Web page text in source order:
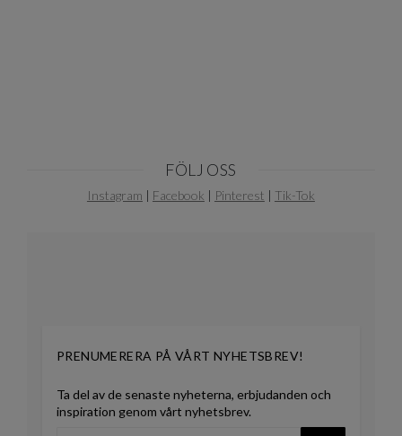
FÖLJ OSS
Instagram | Facebook | Pinterest | Tik-Tok
PRENUMERERA PÅ VÅRT NYHETSBREV!
Ta del av de senaste nyheterna, erbjudanden och
inspiration genom vårt nyhetsbrev.